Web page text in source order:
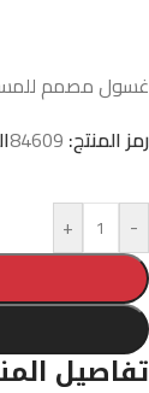
غسول مصمم
رمز المنتج: 84609
-
+
تفاصيل